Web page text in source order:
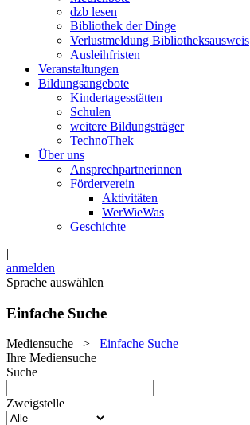
dzb lesen
Bibliothek der Dinge
Verlustmeldung Bibliotheksausweis
Ausleihfristen
Veranstaltungen
Bildungsangebote
Kindertagesstätten
Schulen
weitere Bildungsträger
TechnoThek
Über uns
Ansprechpartnerinnen
Förderverein
Aktivitäten
WerWieWas
Geschichte
|
anmelden
Sprache auswählen
Einfache Suche
Mediensuche > Einfache Suche
Ihre Mediensuche
Suche
Zweigstelle